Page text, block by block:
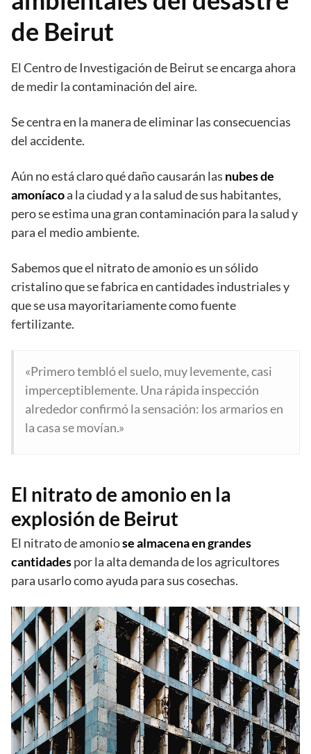
de Beirut
El Centro de Investigación de Beirut se encarga ahora
de medir la contaminación del aire.
Se centra en la manera de eliminar las consecuencias
del accidente.
Aún no está claro qué daño causarán las nubes de
amoníacoa la ciudad y a la salud de sus habitantes,
pero se estima una gran contaminación para la salud y
para el medio ambiente.
Sabemos que el nitrato de amonio es un sólido
cristalino que se fabrica en cantidades industriales y
que se usa mayoritariamente como fuente
fertilizante.
«Primero tembló el suelo, muy levemente, casi
imperceptiblemente. Una rápida inspección
alrededor confirmó la sensación: los armarios en
la casa se movían.»
El nitrato de amonio en la
explosión de Beirut
El nitrato de amoniose almacena en grandes
cantidadespor la alta demanda de los agricultores
para usarlo como ayuda para sus cosechas.